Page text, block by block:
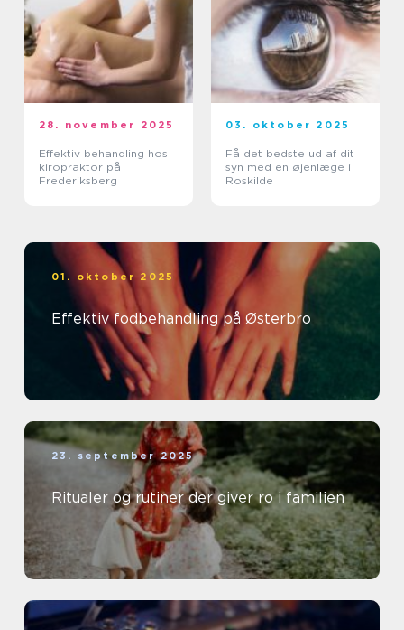
28. november 2025
Effektiv behandling hos
kiropraktor på
Frederiksberg
03. oktober 2025
Få det bedste ud af dit
syn med en øjenlæge i
Roskilde
01. oktober 2025
Effektiv fodbehandling på Østerbro
23. september 2025
Ritualer og rutiner der giver ro i familien